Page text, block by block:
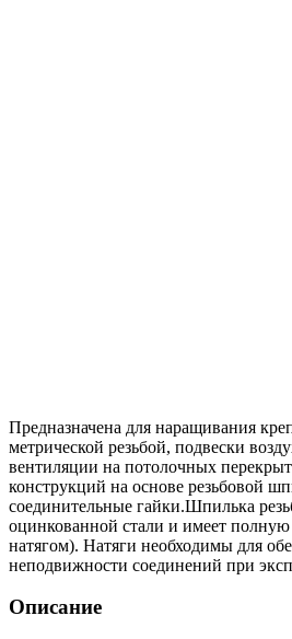
Предназначена для наращивания
метрической резьбой, подвески
вентиляции на потолочных
конструкций на основе резьбовой
соединительные гайки.Шпилька
оцинкованной стали и имеет полную
натягом). Натяги необходимы для
неподвижности соединений при
Описание